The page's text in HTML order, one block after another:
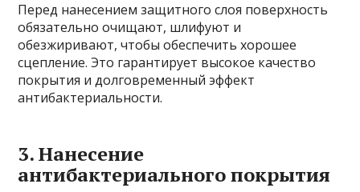
Перед нанесением защитного слоя поверхность
обязательно очищают, шлифуют и
обезжиривают, чтобы обеспечить хорошее
сцепление. Это гарантирует высокое качество
покрытия и долговременный эффект
антибактериальности.
3. Нанесение
антибактериального покрытия